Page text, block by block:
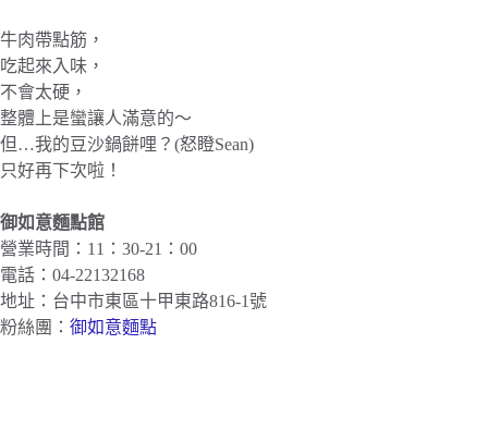
牛肉帶點筋，
吃起來入味，
不會太硬，
整體上是蠻讓人滿意的～
但…我的豆沙鍋餅哩？(怒瞪Sean)
只好再下次啦！
御如意麵點館
營業時間：11：30-21：00
電話：04-22132168
地址：台中市東區十甲東路816-1號
粉絲團： 御如意麵點